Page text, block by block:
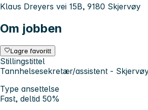
Klaus Dreyers vei 15B, 9180 Skjervøy
Om jobben
Lagre favoritt
Stillingstittel
Tannhelsesekretær/assistent -
Type ansettelse
Fast, deltid 50%